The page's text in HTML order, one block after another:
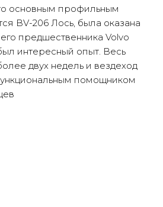
основным профильным
BV-206 Лось, была оказана
предшественника Volvo
интересный опыт. Весь
двух недель и вездеход
помощником